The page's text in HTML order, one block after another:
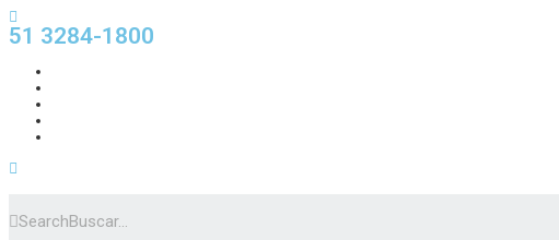
51 3284-1800
Search